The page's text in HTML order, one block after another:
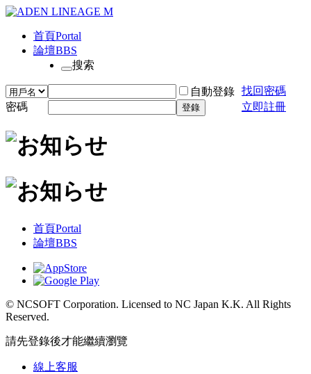
首頁Portal
論壇BBS
搜索
自動登錄 找回密碼
密碼
登錄 立即註冊
首頁Portal
論壇BBS
© NCSOFT Corporation. Licensed to NC Japan K.K. All Rights
Reserved.
請先登錄後才能繼續瀏覽
線上客服